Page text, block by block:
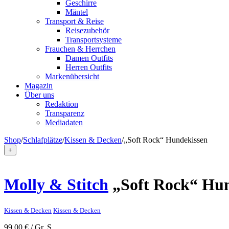
Geschirre
Mäntel
Transport & Reise
Reisezubehör
Transportsysteme
Frauchen & Herrchen
Damen Outfits
Herren Outfits
Markenübersicht
Magazin
Über uns
Redaktion
Transparenz
Mediadaten
Shop/Schlafplätze/Kissen & Decken/„Soft Rock“ Hundekissen
+
Molly & Stitch „Soft Rock“
Kissen & Decken Kissen & Decken
99,00 € / Gr. S